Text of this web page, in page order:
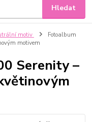
Hledat
motiv
Fotoalbum
motivem
Serenity –